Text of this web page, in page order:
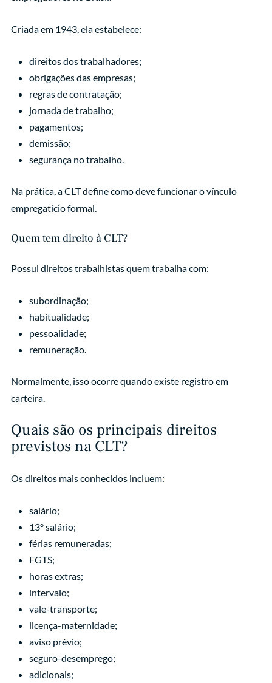
Criada em 1943, ela estabelece:
direitos dos trabalhadores;
obrigações das empresas;
regras de contratação;
jornada de trabalho;
pagamentos;
demissão;
segurança no trabalho.
Na prática, a CLT define como deve funcionar o vínculo
empregatício formal.
Quem tem direito à CLT?
Possui direitos trabalhistas quem trabalha com:
subordinação;
habitualidade;
pessoalidade;
remuneração.
Normalmente, isso ocorre quando existe registro em
carteira.
Quais são os principais direitos
previstos na CLT?
Os direitos mais conhecidos incluem:
salário;
13º salário;
férias remuneradas;
FGTS;
horas extras;
intervalo;
vale-transporte;
licença-maternidade;
aviso prévio;
seguro-desemprego;
adicionais;